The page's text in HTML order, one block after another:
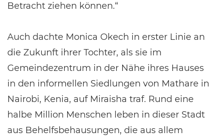
Betracht ziehen können.“
Auch dachte Monica Okech in erster Linie an
die Zukunft ihrer Tochter, als sie im
Gemeindezentrum in der Nähe ihres Hauses
in den informellen Siedlungen von Mathare in
Nairobi, Kenia, auf Miraisha traf. Rund eine
halbe Million Menschen leben in dieser Stadt
aus Behelfsbehausungen, die aus allem